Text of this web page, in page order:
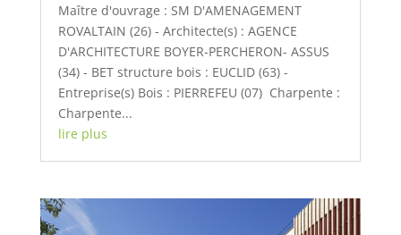
Maître d'ouvrage : SM D'AMENAGEMENT
ROVALTAIN (26) - Architecte(s) : AGENCE
D'ARCHITECTURE BOYER-PERCHERON- ASSUS
(34) - BET structure bois : EUCLID (63) -
Entreprise(s) Bois : PIERREFEU (07) Charpente :
Charpente...
lire plus